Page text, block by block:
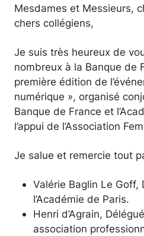
Mesdames et Messieurs,
chers collégiens,
Je suis très heureux de
nombreux à la Banque de
première édition de
numérique », organisé
Banque de France et
l’appui de l’Association
Je salue et remercie tout
Valérie Baglin Le Goff,
l’Académie de Paris.
Henri d’Agrain,
association